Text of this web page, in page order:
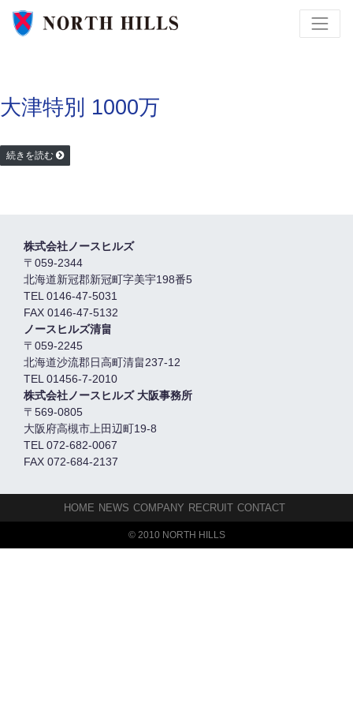
大津特別 1000万
続きを読む
株式会社ノースヒルズ
〒059-2344
北海道新冠郡新冠町字美宇198番5
TEL 0146-47-5031
FAX 0146-47-5132
ノースヒルズ清畠
〒059-2245
北海道沙流郡日高町清畠237-12
TEL 01456-7-2010
株式会社ノースヒルズ 大阪事務所
〒569-0805
大阪府高槻市上田辺町19-8
TEL 072-682-0067
FAX 072-684-2137
HOME NEWS COMPANY RECRUIT CONTACT
© 2010 NORTH HILLS